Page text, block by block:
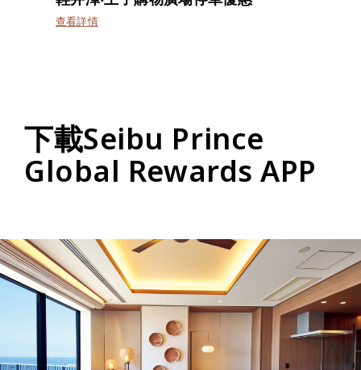
查看詳情
下載Seibu Prince
Global Rewards APP